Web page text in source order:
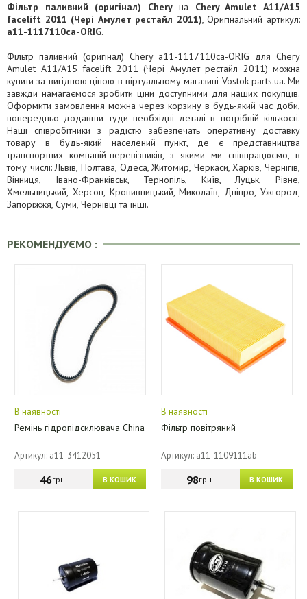
Фільтр паливний (оригінал) Cheryна Chery Amulet A11/A15
facelift 2011 (Чері Амулет рестайл 2011), Оригінальний артикул:
a11-1117110ca-ORIG.
Фільтр паливний (оригінал) Chery a11-1117110ca-ORIG для Chery
Amulet A11/A15 facelift 2011 (Чері Амулет рестайл 2011) можна
купити за вигідною ціною в віртуальному магазині Vostok-parts.ua. Ми
завжди намагаємося зробити ціни доступними для наших покупців.
Оформити замовлення можна через корзину в будь-який час доби,
попередньо додавши туди необхідні деталі в потрібній кількості.
Наші співробітники з радістю забезпечать оперативну доставку
товару в будь-який населений пункт, де є представництва
транспортних компаній-перевізників, з якими ми співпрацюємо, в
тому числі: Львів, Полтава, Одеса, Житомир, Черкаси, Харків, Чернігів,
Вінниця, Івано-Франківськ, Тернопіль, Київ, Луцьк, Рівне,
Хмельницький, Херсон, Кропивницький, Миколаїв, Дніпро, Ужгород,
Запоріжжя, Суми, Чернівці та інші.
РЕКОМЕНДУЄМО :
В наявності
Ремінь гідропідсилювача China
Артикул: a11-3412051
В КОШИК
46грн.
В наявності
Фільтр повітряний
Артикул: a11-1109111ab
В КОШИК
98грн.